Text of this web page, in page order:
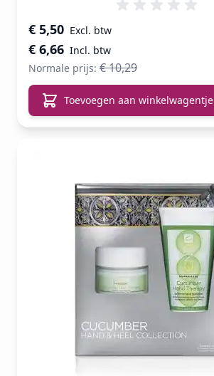
Speciale prijs
€ 6,66
€ 5,50
Normale prijs: € 10,29
Toevoegen aan winkelwagentje